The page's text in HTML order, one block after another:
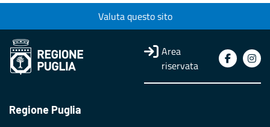
Valuta questo sito
Area
riservata
Regione Puglia